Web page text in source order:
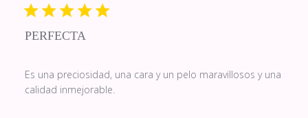
PERFECTA
Es una preciosidad, una cara y un pelo maravillosos y una
calidad inmejorable.